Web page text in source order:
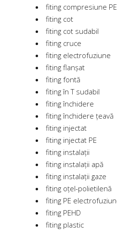
fiting compresiune
fiting cot
fiting cot sudabil
fiting cruce
fiting electrofuziune
fiting flanșat
fiting fontă
fiting în T sudabil
fiting închidere
fiting închidere țeavă
fiting injectat
fiting injectat PE
fiting instalații
fiting instalații apă
fiting instalații gaze
fiting oțel-polietilenă
fiting PE
fiting PEHD
fiting plastic